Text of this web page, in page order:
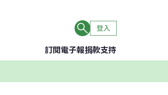
登入
訂閱電子報捐款支持